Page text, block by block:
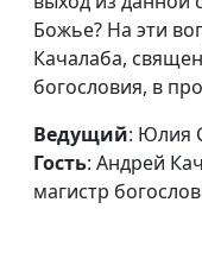
Является ли
пороком?
Ревность Божья
Божье? На эти
Качалаба,
богословия, в
Ведущий: Юлия
Гость: Андрей
магистр